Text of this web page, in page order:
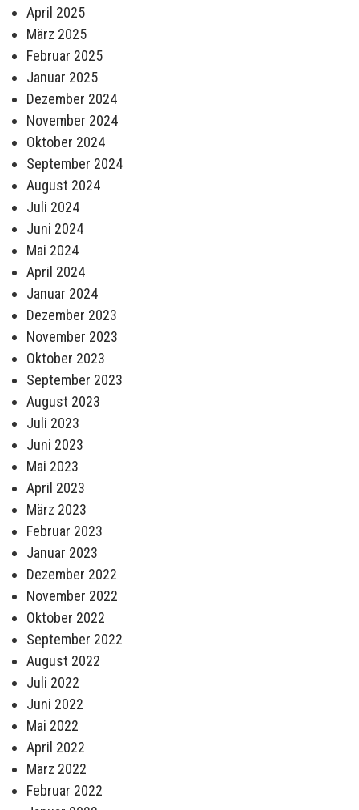
April 2025
März 2025
Februar 2025
Januar 2025
Dezember 2024
November 2024
Oktober 2024
September 2024
August 2024
Juli 2024
Juni 2024
Mai 2024
April 2024
Januar 2024
Dezember 2023
November 2023
Oktober 2023
September 2023
August 2023
Juli 2023
Juni 2023
Mai 2023
April 2023
März 2023
Februar 2023
Januar 2023
Dezember 2022
November 2022
Oktober 2022
September 2022
August 2022
Juli 2022
Juni 2022
Mai 2022
April 2022
März 2022
Februar 2022